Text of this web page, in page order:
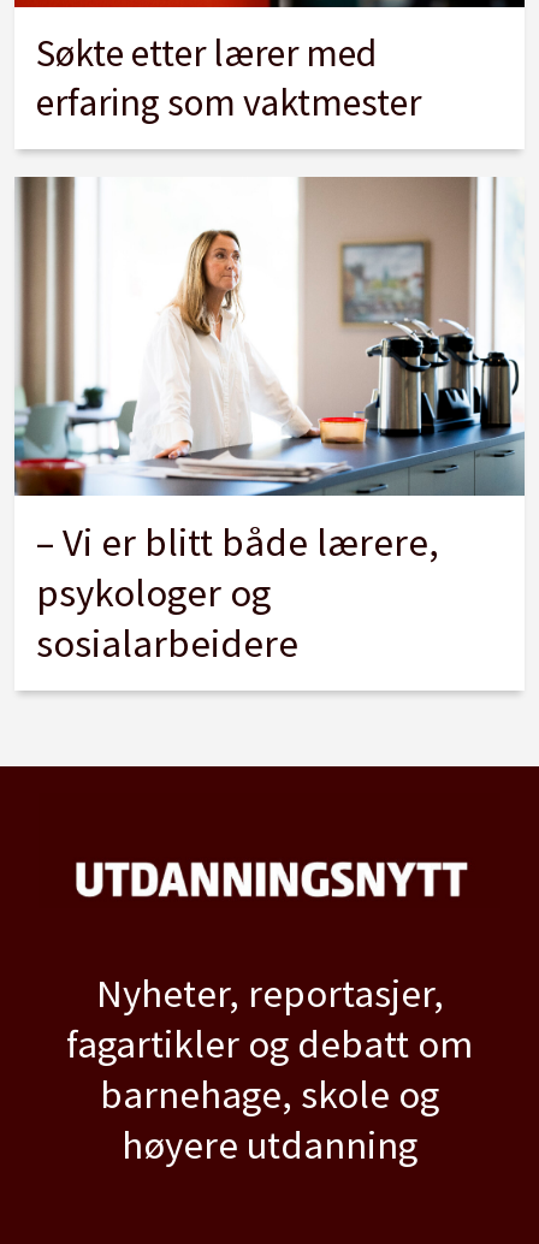
Søkte etter lærer med
erfaring som vaktmester
– Vi er blitt både lærere,
psykologer og
sosialarbeidere
Nyheter, reportasjer,
fagartikler og debatt om
barnehage, skole og
høyere utdanning